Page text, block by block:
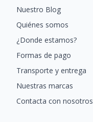
Nuestro Blog
Quiénes somos
¿Donde estamos?
Formas de pago
Transporte y entrega
Nuestras marcas
Contacta con nosotros